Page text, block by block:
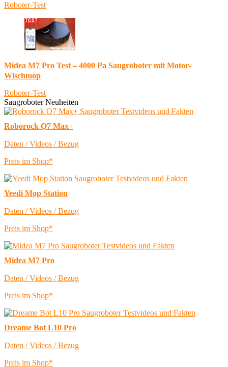
Roboter-Test
Midea M7 Pro Test – 4000 Pa Saugroboter mit Motor-
Wischmop
Roboter-Test
Saugroboter Neuheiten
Roborock Q7 Max+
Daten / Videos / Bezug
Preis im Shop*
Yeedi Mop Station
Daten / Videos / Bezug
Preis im Shop*
Midea M7 Pro
Daten / Videos / Bezug
Preis im Shop*
Dreame Bot L10 Pro
Daten / Videos / Bezug
Preis im Shop*